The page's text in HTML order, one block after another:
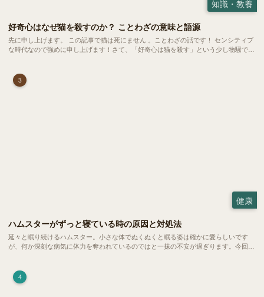
知識・教養
好奇心はなぜ猫を殺すのか？ ことわざの意味と語源
先に申し上げます。 この記事で猫は死にません 。ことわざの話です！ センシティブ
な時代なので強めに申し上げます！さて、「好奇心は猫を殺す」という少し物騒で、
3
健康
ハムスターがずっと寝ている時の原因と対処法
延々と眠り続けるハムスター。小さな体でぬくぬくと眠る姿は確かに愛らしいです
が、何か深刻な病気に体力を奪われているのではと一抹の不安が過ぎります。今回
4